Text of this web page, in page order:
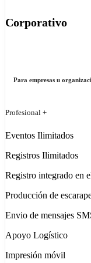
Corporativo
Para empresas u
Profesional +
Eventos Ilimitados
Registros Ilimitados
Registro integrado en
Producción de
Envio de mensajes
Apoyo Logístico
Impresión móvil